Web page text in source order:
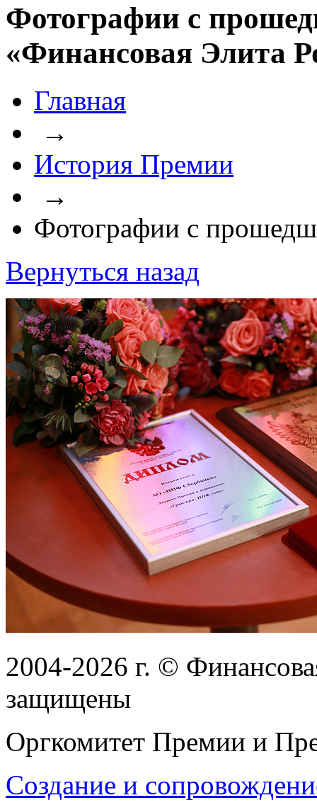
Фотографии с
«Финансовая Элита
Главная
→
История Премии
→
Фотографии с
Вернуться назад
2004-2026 г. ©
защищены
Оргкомитет Премии и
Создание и